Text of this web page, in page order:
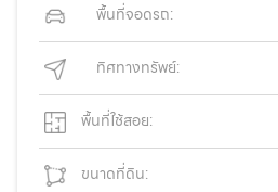
พื้นที่จอดรถ:
ทิศทางทรัพย์:
พื้นที่ใช้สอย:
ขนาดที่ดิน: